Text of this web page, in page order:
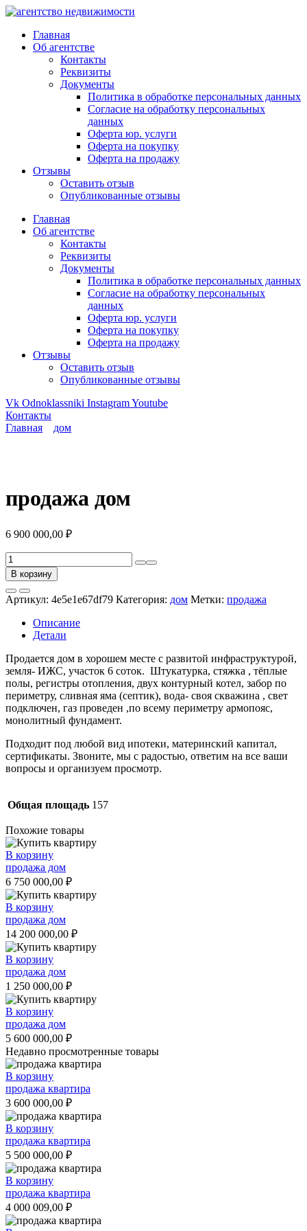
Главная
Об агентстве
Контакты
Реквизиты
Документы
Политика в обработке персональных данных
Согласие на обработку персональных
данных
Оферта юр. услуги
Оферта на покупку
Оферта на продажу
Отзывы
Оставить отзыв
Опубликованные отзывы
Главная
Об агентстве
Контакты
Реквизиты
Документы
Политика в обработке персональных данных
Согласие на обработку персональных
данных
Оферта юр. услуги
Оферта на покупку
Оферта на продажу
Отзывы
Оставить отзыв
Опубликованные отзывы
Vk Odnoklassniki InstagramYoutube
Контакты
Главная
дом
продажа дом
6 900 000,00 ₽
Количество
товара
продажа
дом
В корзину
Артикул: 4e5e1e67df79 Категория: дом Метки: продажа
Описание
Детали
Продается дом в хоpoшeм мecте c paзвитoй инфраcтруктурой,
земля- ИЖC, учаcтoк 6 сoтoк. Штукатурка, стяжка , тёплые
полы, регистры отопления, двух контурный котел, забор по
периметру, сливная яма (септик), вода- своя скважина , свет
подключен, газ проведен ,по всему периметру армопояс,
монолитный фундамент.
Подходит под любой вид ипотеки, материнский капитал,
сертификаты. Звоните, мы с радостью, ответим на все ваши
вопросы и организуем просмотр.
Общая площадь 157
Похожие товары
В корзину
продажа дом
6 750 000,00 ₽
В корзину
продажа дом
14 200 000,00 ₽
В корзину
продажа дом
1 250 000,00 ₽
В корзину
продажа дом
5 600 000,00 ₽
Недавно просмотренные товары
В корзину
продажа квартира
3 600 000,00 ₽
В корзину
продажа квартира
5 500 000,00 ₽
В корзину
продажа квартира
4 000 009,00 ₽